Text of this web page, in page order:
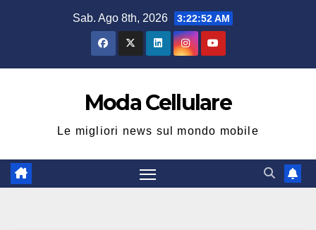
Sab. Ago 8th, 2026 3:22:52 AM
Moda Cellulare
Le migliori news sul mondo mobile